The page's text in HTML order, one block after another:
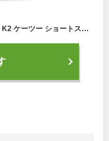
スキー板 メンズ レディース ショートスキー K2 ケーツー ショートスキー FATTY 88cm 初心者 レッスン 必見 日本正規品